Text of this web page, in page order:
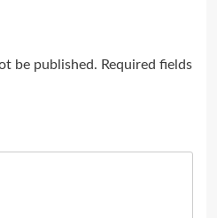
be published. Required fields